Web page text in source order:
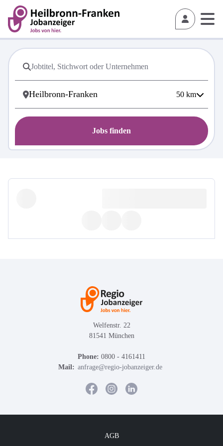
50 km
Jobs finden
Welfenstr. 22
81541 München
Phone: 0800 - 4161411
Mail: anfrage@regio-jobanzeiger.de
AGB